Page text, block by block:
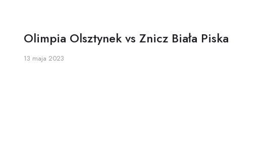
Olimpia Olsztynek vs Znicz Biała Piska
13 maja 2023